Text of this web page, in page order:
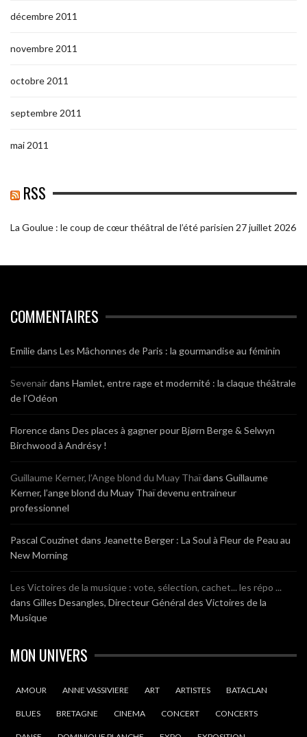
décembre 2011
novembre 2011
octobre 2011
septembre 2011
mai 2011
RSS
La Goulue : le coup de cœur théâtral de l’été parisien 27 juillet 2026
COMMENTAIRES
Emiliedans Les Mâchonnes de Paris : la gourmandise au féminin
Sevenairdans Hamlet, entre rage et modernité : la claque théâtrale
de l’Odéon
Florencedans Des places à gagner pour Bjørn Berge & Selwyn
Birchwood à Andrésy !
Guillaume Kerner, l’Ange blond du Muay Thaïdans Guillaume
Kerner, l’ange blond du Muay Thaï devenu entraineur
professionnel
Pascal Couzinet dans Jeanette Berger : La Soul à Fleur de Peau au
New Morning
Les Victoires de la musique : vote, sélection, cachet... les répo ...
dans Gilles Desangles, Directeur Général des Victoires de la
Musique
MON UNIVERS
AMOUR ANNE VASSIVIERE ART ARTISTES BATACLAN
BLUES BRETAGNE CINEMA CONCERT CONCERTS